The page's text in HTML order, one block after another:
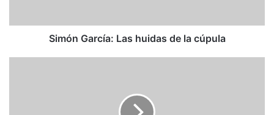
Simón García: Las huidas de la cúpula